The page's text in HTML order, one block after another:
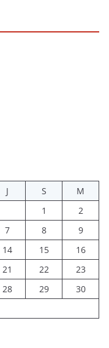
J S
M
1
2
7 8
9
14 15
16
21 22
23
28 29
30